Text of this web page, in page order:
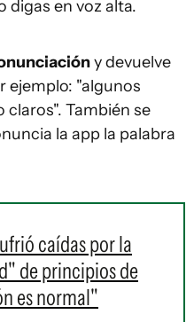
digas en voz alta.
y devuelve
ejemplo: "algunos
También se
la app la palabra
caídas por la
de principios de
es normal"